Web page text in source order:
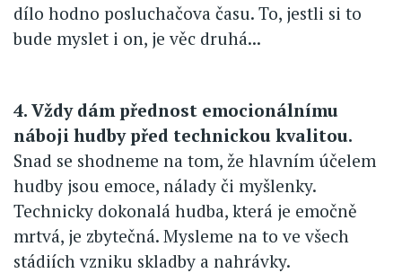
dílo hodno posluchačova času. To, jestli si to
bude myslet i on, je věc druhá...
4. Vždy dám přednost emocionálnímu
náboji hudby před technickou kvalitou.
Snad se shodneme na tom, že hlavním účelem
hudby jsou emoce, nálady či myšlenky.
Technicky dokonalá hudba, která je emočně
mrtvá, je zbytečná. Mysleme na to ve všech
stádiích vzniku skladby a nahrávky.